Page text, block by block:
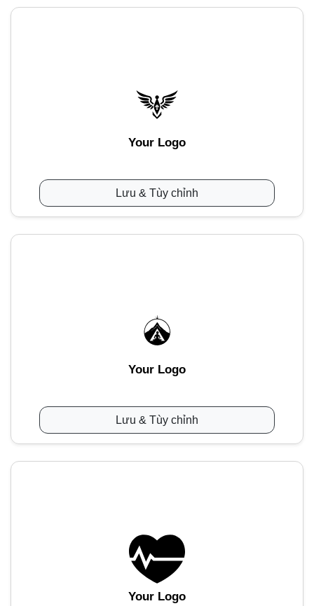
Your Logo
Lưu & Tùy chỉnh
Your Logo
Lưu & Tùy chỉnh
Your Logo